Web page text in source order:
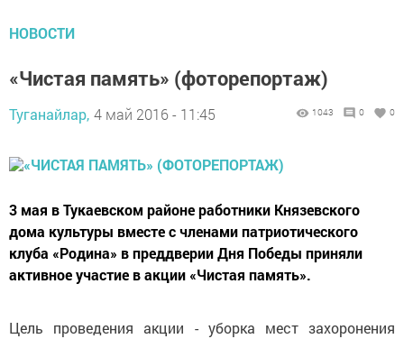
НОВОСТИ
«Чистая память» (фоторепортаж)
Туганайлар, 4 май 2016 - 11:45 1043 0 0
3 мая в Тукаевском районе работники Князевского
дома культуры вместе с членами патриотического
клуба «Родина» в преддверии Дня Победы приняли
активное участие в акции «Чистая память».
Цель проведения акции - уборка мест захоронения